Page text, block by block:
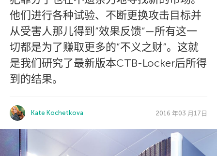
他们进行各种试验、不断更换攻击目标并
从受害人那儿得到”效果反馈”—所有这一
切都是为了赚取更多的”不义之财”。这就
是我们研究了最新版本CTB-Locker后所得
到的结果。
Kate Kochetkova 2016 年03 月17日